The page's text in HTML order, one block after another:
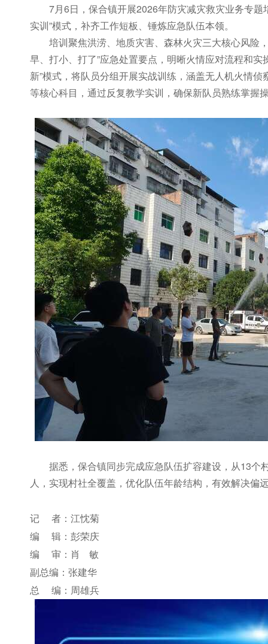
7月6日，保合镇开展2026年防灾减灾救灾业务专
实训”模式，补齐工作短板、锤炼应急队伍本领。
培训聚焦洪涝、地质灾害、森林火灾三大核心风险
早、打小、打了”应急处置要点，明晰火情应对流程和
新”模式，将队员分组开展实战训练，涵盖无人机火情
等核心科目，通过反复教学实训，确保新队员熟练掌握
据悉，保合镇同步完成应急队伍扩容建设，从13个
人，实现村社全覆盖，优化队伍年龄结构，有效解决偏
记 者：江忱菊
编 辑：彭荣庆
编 审：肖 敏
副总编：张建华
总 编：周雄兵